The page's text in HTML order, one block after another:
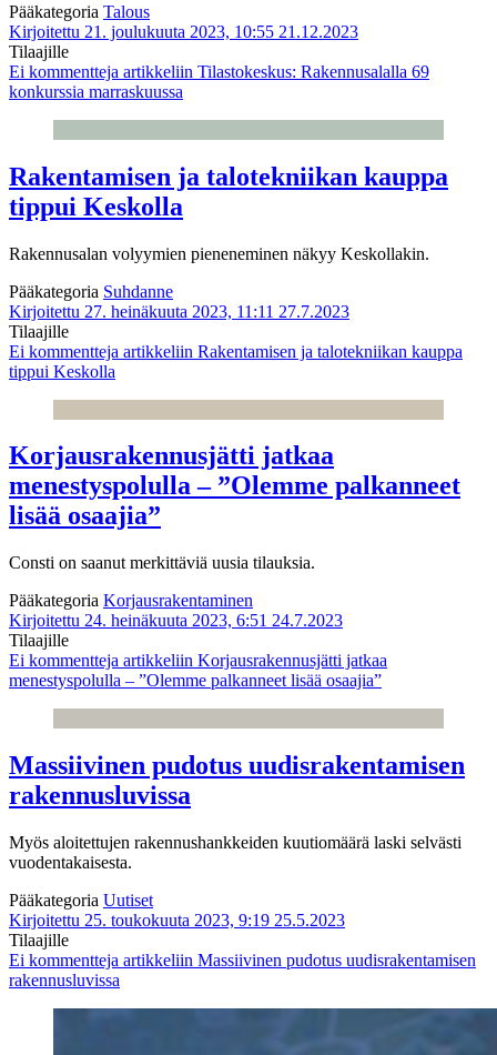
Pääkategoria Talous
Kirjoitettu 21. joulukuuta 2023, 10:55 21.12.2023
Tilaajille
Ei kommentteja artikkeliin Tilastokeskus: Rakennusalalla 69
konkurssia marraskuussa
Rakentamisen ja talotekniikan kauppa
tippui Keskolla
Rakennusalan volyymien pieneneminen näkyy Keskollakin.
Pääkategoria Suhdanne
Kirjoitettu 27. heinäkuuta 2023, 11:11 27.7.2023
Tilaajille
Ei kommentteja artikkeliin Rakentamisen ja talotekniikan kauppa
tippui Keskolla
Korjausrakennusjätti jatkaa
menestyspolulla – ”Olemme palkanneet
lisää osaajia”
Consti on saanut merkittäviä uusia tilauksia.
Pääkategoria Korjausrakentaminen
Kirjoitettu 24. heinäkuuta 2023, 6:51 24.7.2023
Tilaajille
Ei kommentteja artikkeliin Korjausrakennusjätti jatkaa
menestyspolulla – ”Olemme palkanneet lisää osaajia”
Massiivinen pudotus uudisrakentamisen
rakennusluvissa
Myös aloitettujen rakennushankkeiden kuutiomäärä laski selvästi
vuodentakaisesta.
Pääkategoria Uutiset
Kirjoitettu 25. toukokuuta 2023, 9:19 25.5.2023
Tilaajille
Ei kommentteja artikkeliin Massiivinen pudotus uudisrakentamisen
rakennusluvissa